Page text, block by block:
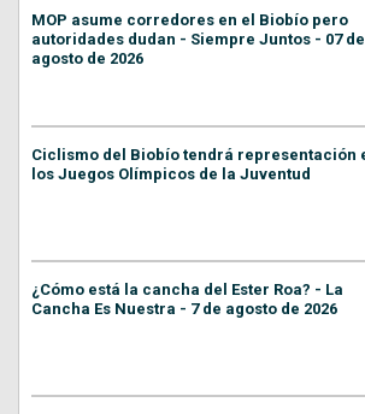
MOP asume corredores en el Biobío pero
autoridades dudan - Siempre Juntos - 07 de
agosto de 2026
Ciclismo del Biobío tendrá representación
los Juegos Olímpicos de la Juventud
¿Cómo está la cancha del Ester Roa? - La
Cancha Es Nuestra - 7 de agosto de 2026